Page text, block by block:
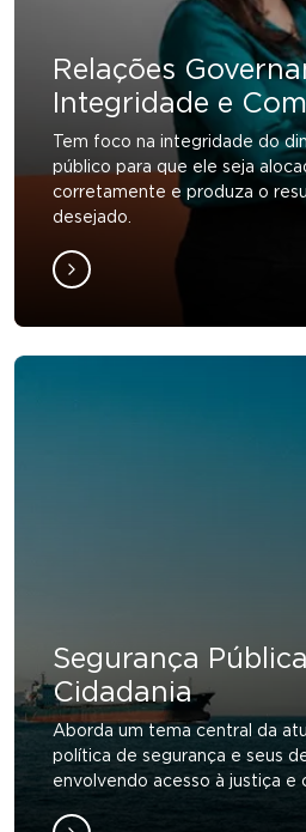
Relações
Integridade e
Tem foco na integridade do
público para que ele seja
corretamente e produza o
desejado.
Segurança
Cidadania
Aborda um tema central da
política de segurança e seus
envolvendo acesso à justiça e